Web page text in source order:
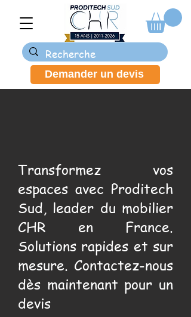
Demander un devis
Transformez vos
espaces avec Proditech
Sud, leader du mobilier
CHR en France.
Solutions rapides et sur
mesure. Contactez-nous
dès maintenant pour un
devis